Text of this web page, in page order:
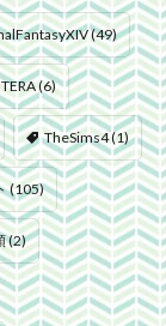
(49)
TERA(6)
TheSims4(1)
(105)
(2)